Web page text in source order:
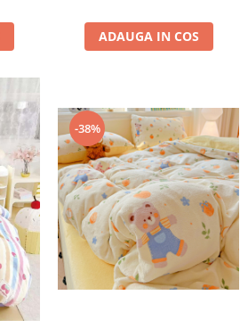
ADAUGA IN COS
-38%